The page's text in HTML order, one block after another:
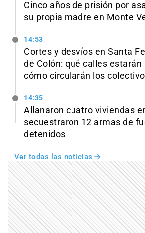
Cinco años de prisión por
su propia madre en Monte
14:53
Cortes y desvíos en Santa
de Colón: qué calles
cómo circularán los
14:35
Allanaron cuatro viviendas
secuestraron 12 armas de
detenidos
Ver todas las noticias